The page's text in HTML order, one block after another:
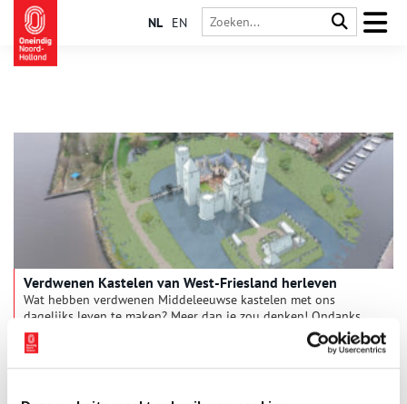
NL EN
Verdwenen Kastelen van West-Friesland herleven
Wat hebben verdwenen Middeleeuwse kastelen met ons
dagelijks leven te maken? Meer dan je zou denken! Ondanks
dat deze kastelen zijn verdwenen, toont nieuw onderzoek aan
dat de geschiedenis van de West-Friese kastelen van Floris de
Vijfde zich voortdurend ontwikkelt. En zelfs anders ligt, dan
landschap, gepresenteerd door erfgoedspecialist Marius Bruijn.